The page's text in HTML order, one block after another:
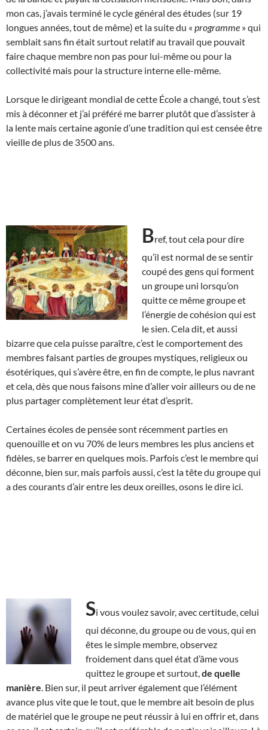
mon cas, j’avais terminé le cycle général des études (sur 19
longues années, tout de même) et la suite du « programme » qui
semblait sans fin était surtout relatif au travail que pouvait
faire chaque membre non pas pour lui-même ou pour la
collectivité mais pour la structure interne elle-même.
Lorsque le dirigeant mondial de cette École a changé, tout s’est
mis à déconner et j’ai préféré me barrer plutôt que d’assister à
la lente mais certaine agonie d’une tradition qui est censée être
vieille de plus de 3500 ans.
Bref, tout cela pour dire
qu’il est normal de se sentir
coupé des gens qui forment
un groupe uni lorsqu’on
quitte ce même groupe et
l’énergie de cohésion qui est
le sien. Cela dit, et aussi
bizarre que cela puisse paraître, c’est le comportement des
membres faisant parties de groupes mystiques, religieux ou
ésotériques, qui s’avère être, en fin de compte, le plus navrant
et cela, dès que nous faisons mine d’aller voir ailleurs ou de ne
plus partager complètement leur état d’esprit.
Certaines écoles de pensée sont récemment parties en
quenouille et on vu 70% de leurs membres les plus anciens et
fidèles, se barrer en quelques mois. Parfois c’est le membre qui
déconne, bien sur, mais parfois aussi, c’est la tête du groupe qui
a des courants d’air entre les deux oreilles, osons le dire ici.
Si vous voulez savoir, avec certitude, celui
qui déconne, du groupe ou de vous, qui en
êtes le simple membre, observez
froidement dans quel état d’âme vous
quittez le groupe et surtout, de quelle
manière . Bien sur, il peut arriver également que l’élément
avance plus vite que le tout, que le membre ait besoin de plus
de matériel que le groupe ne peut réussir à lui en offrir et, dans